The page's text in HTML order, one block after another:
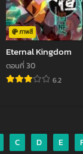
ตอ
สิง
ตอ
สิ
ต
ต
สิ
ภาพสี
Eternal Kingdom
ตอนที่ 30
6.2
C D E